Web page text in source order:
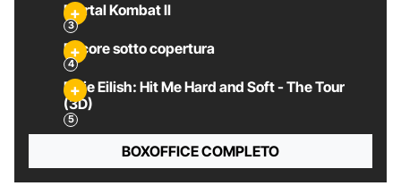
Mortal Kombat II
Pecore sotto copertura
Billie Eilish: Hit Me Hard and Soft - The Tour
(3D)
BOXOFFICE COMPLETO